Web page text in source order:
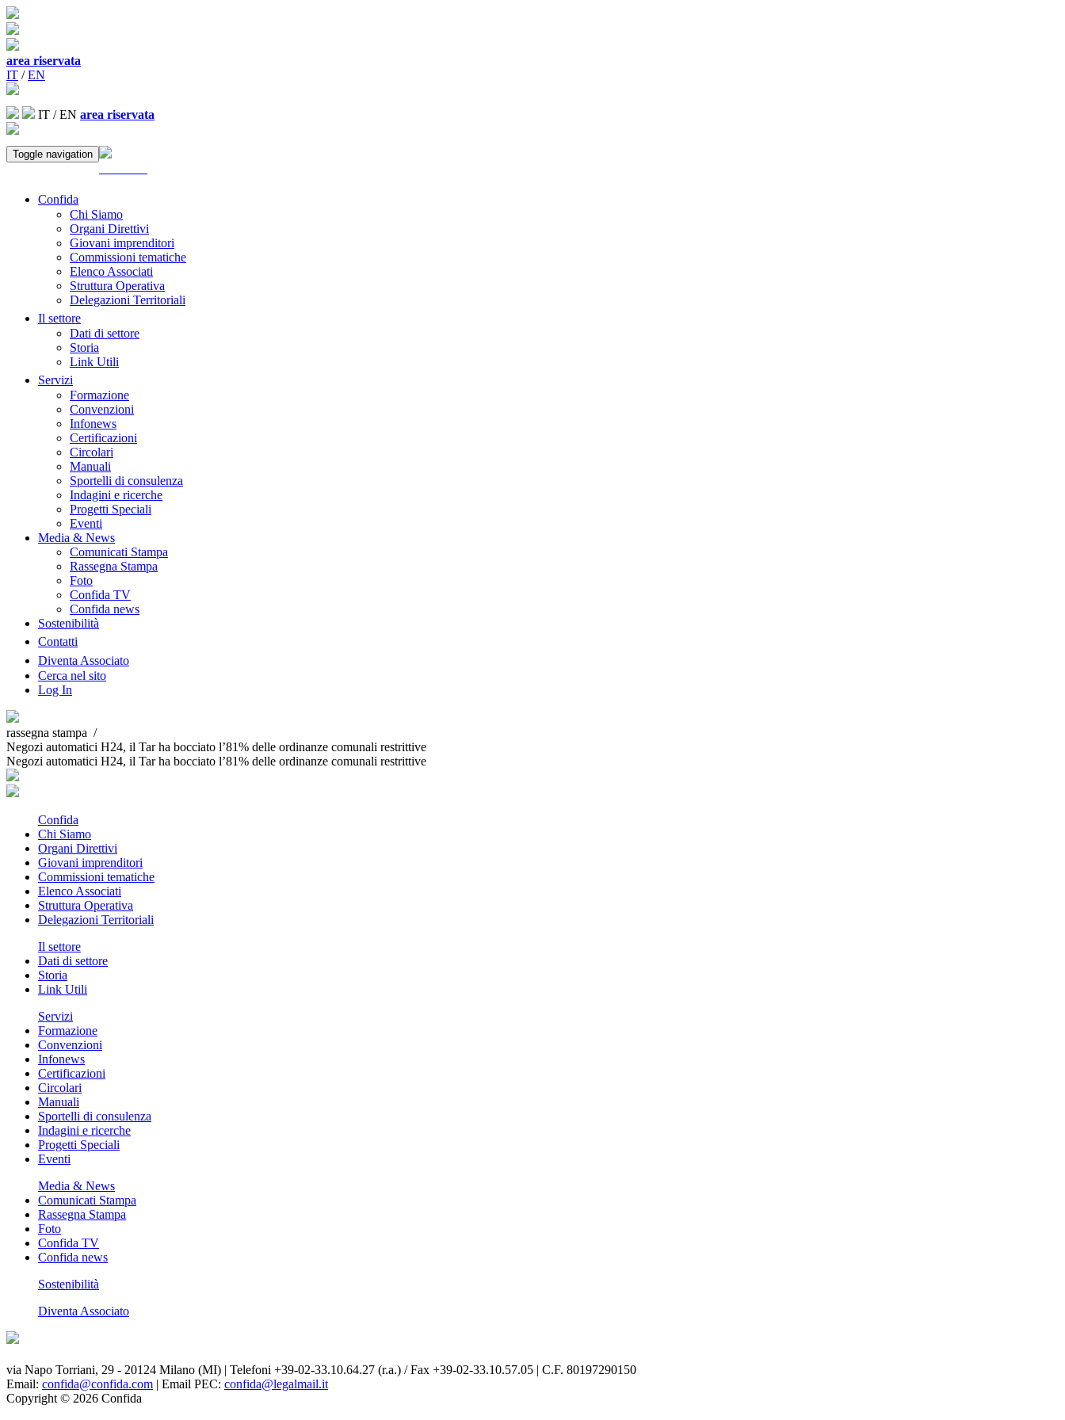
area riservata
IT /EN
IT /EN area riservata
Toggle navigation
Confida
Chi Siamo
Organi Direttivi
Giovani imprenditori
Commissioni tematiche
Elenco Associati
Struttura Operativa
Delegazioni Territoriali
Il settore
Dati di settore
Storia
Link Utili
Servizi
Formazione
Convenzioni
Infonews
Certificazioni
Circolari
Manuali
Sportelli di consulenza
Indagini e ricerche
Progetti Speciali
Eventi
Media & News
Comunicati Stampa
Rassegna Stampa
Foto
Confida TV
Confida news
Sostenibilità
Contatti
Diventa Associato
Cerca nel sito
Log In
rassegna stampa /
Negozi automatici H24, il Tar ha bocciato l’81% delle ordinanze comunali restrittive
Negozi automatici H24, il Tar ha bocciato l’81% delle ordinanze comunali restrittive
Confida
Chi Siamo
Organi Direttivi
Giovani imprenditori
Commissioni tematiche
Elenco Associati
Struttura Operativa
Delegazioni Territoriali
Il settore
Dati di settore
Storia
Link Utili
Servizi
Formazione
Convenzioni
Infonews
Certificazioni
Circolari
Manuali
Sportelli di consulenza
Indagini e ricerche
Progetti Speciali
Eventi
Media & News
Comunicati Stampa
Rassegna Stampa
Foto
Confida TV
Confida news
Sostenibilità
Diventa Associato
via Napo Torriani, 29 - 20124 Milano (MI) | Telefoni +39-02-33.10.64.27 (r.a.) / Fax +39-02-33.10.57.05 | C.F. 80197290150
Email: confida@confida.com | Email PEC: confida@legalmail.it
Copyright © 2026 Confida